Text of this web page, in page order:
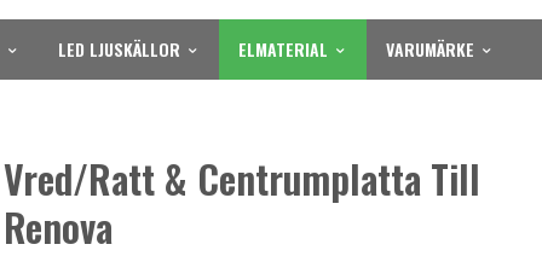
LED LJUSKÄLLOR ELMATERIAL VARUMÄRKE
Vred/ratt & Centrumplatta Till
Renova